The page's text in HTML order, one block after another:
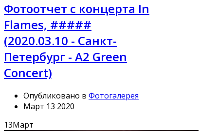
Фотоотчет с концерта In
Flames, #####
(2020.03.10 - Санкт-
Петербург - A2 Green
Concert)
Опубликовано в Фотогалерея
Март 13 2020
13Март